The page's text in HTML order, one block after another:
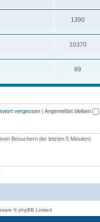
n
m
e
n
e
m
e
n
1390T
e
m
n
10370T
m
n
89
m
n
vergessen | Angemeldet bleiben
Besuchern der letzten 5 Minuten)
© phpBB Limited